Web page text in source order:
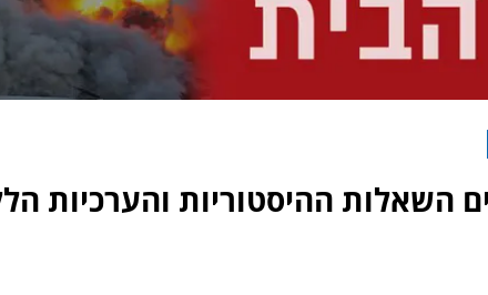
השאלות ההיסטוריות והערכיות